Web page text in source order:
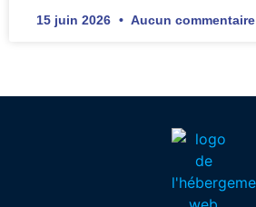
15 juin 2026 Aucun commentaire